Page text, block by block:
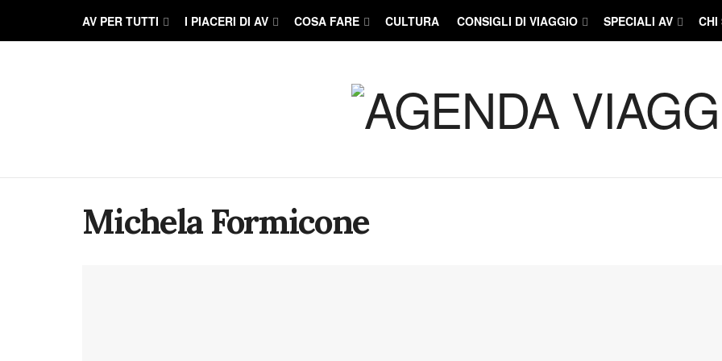
AV PER TUTTI I PIACERI DI AV COSA FARE CULTURA CONSIGLI DI VIAGGIO SPECIALI AV CHI
Michela Formicone